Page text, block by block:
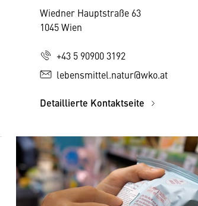
Wiedner Hauptstraße 63
1045 Wien
+43 5 90900 3192
lebensmittel.natur@wko.at
Detaillierte Kontaktseite